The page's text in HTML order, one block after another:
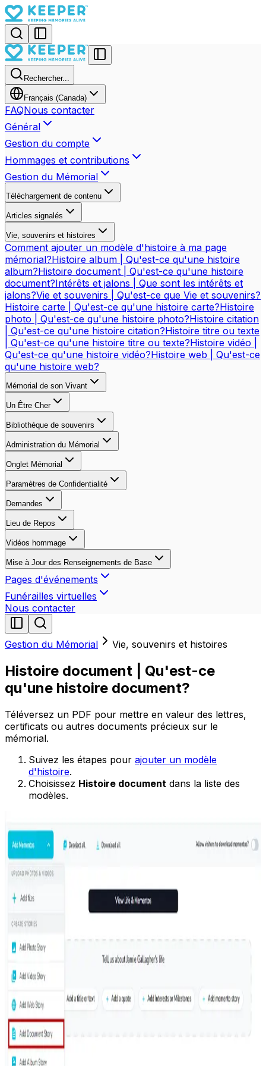
Rechercher...
Français (Canada)
FAQNous contacter
Général
Gestion du compte
Hommages et contributions
Gestion du Mémorial
Téléchargement de contenu
Articles signalés
Vie, souvenirs et histoires
Comment ajouter un modèle d'histoire à ma page
mémorial?Histoire album | Qu'est-ce qu'une histoire
album?Histoire document | Qu'est-ce qu'une histoire
document?Intérêts et jalons | Que sont les intérêts et
jalons?Vie et souvenirs | Qu'est-ce que Vie et souvenirs?
Histoire carte | Qu'est-ce qu'une histoire carte?Histoire
photo | Qu'est-ce qu'une histoire photo?Histoire citation
| Qu'est-ce qu'une histoire citation?Histoire titre ou texte
| Qu'est-ce qu'une histoire titre ou texte?Histoire vidéo |
Qu'est-ce qu'une histoire vidéo?Histoire web | Qu'est-ce
qu'une histoire web?
Mémorial de son Vivant
Un Être Cher
Bibliothèque de souvenirs
Administration du Mémorial
Onglet Mémorial
Paramètres de Confidentialité
Demandes
Lieu de Repos
Vidéos hommage
Mise à Jour des Renseignements de Base
Pages d'événements
Funérailles virtuelles
Nous contacter
Gestion du Mémorial Vie, souvenirs et histoires
Histoire document | Qu'est-ce
qu'une histoire document?
Téléversez un PDF pour mettre en valeur des lettres,
certificats ou autres documents précieux sur le
mémorial.
Suivez les étapes pour ajouter un modèle
d'histoire.
Choisissez Histoire document dans la liste des
modèles.